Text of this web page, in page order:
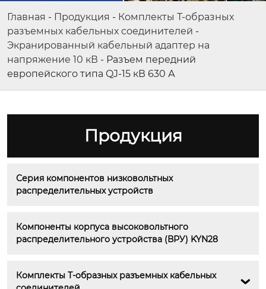
Главная - Продукция - Комплекты Т-образных
разъемных кабельных соединителей -
Экранированный кабельный адаптер на
напряжение 10 кВ - Разъем передний
европейского типа QJ-15 кВ 630 А
Продукция
Серия компонентов низковольтных
распределительных устройств
Компоненты корпуса высоковольтного
распределительного устройства (ВРУ) KYN28
Комплекты Т-образных разъемных кабельных
